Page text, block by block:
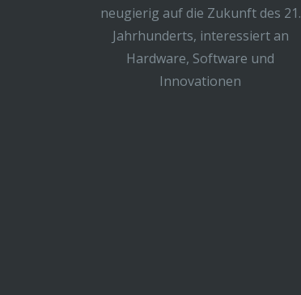
neugierig auf die Zukunft des 21.
Jahrhunderts, interessiert an
Hardware, Software und
Innovationen